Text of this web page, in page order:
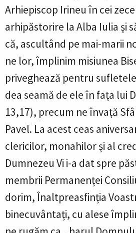
Arhiepiscop Irineu în cei
arhipăstorire la Alba Iulia și
că, ascultând pe mai-marii
ne lor, împlinim misiunea
priveghează pentru
dea seamă de ele în fața lui
13,17), precum ne învață
Pavel. La acest ceas
clericilor, monahilor și al
Dumnezeu Vi i-a dat spre
membrii Permanenței
dorim, Înaltpreasfinția
binecuvântați, cu alese